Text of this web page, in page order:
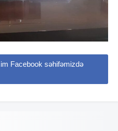
Facebook səhifəmizdə